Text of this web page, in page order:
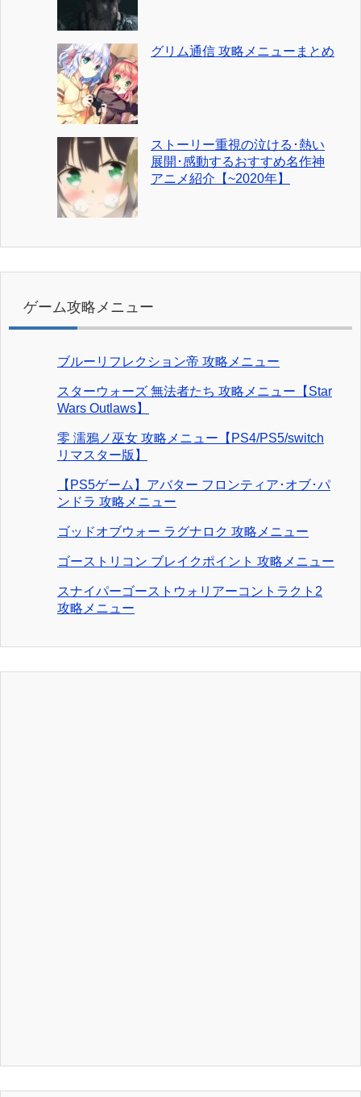
グリム通信 攻略メニューまとめ
ストーリー重視の泣ける･熱い
展開･感動するおすすめ名作神
アニメ紹介【~2020年】
ゲーム攻略メニュー
ブルーリフレクション帝 攻略メニュー
スターウォーズ 無法者たち 攻略メニュー【Star
Wars Outlaws】
零 濡鴉ノ巫女 攻略メニュー【PS4/PS5/switch
リマスター版】
【PS5ゲーム】アバター フロンティア･オブ･パ
ンドラ 攻略メニュー
ゴッドオブウォー ラグナロク 攻略メニュー
ゴーストリコン ブレイクポイント 攻略メニュー
スナイパーゴーストウォリアーコントラクト2
攻略メニュー